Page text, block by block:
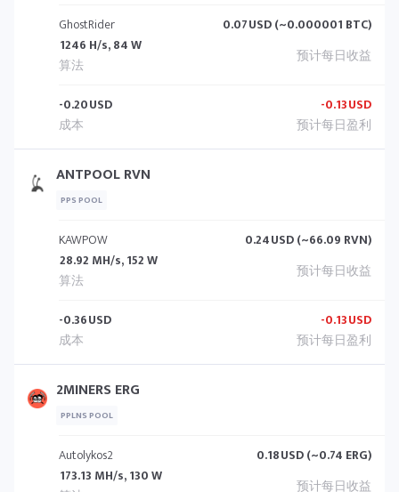
GhostRider
1246 H/s, 84 W
0.07USD (~0.000001 BTC)
-0.20USD -0.13USD
ANTPOOL RVN
PPS POOL
KAWPOW
28.92 MH/s, 152 W
0.24USD (~66.09 RVN)
-0.36USD -0.13USD
2MINERS ERG
PPLNS POOL
Autolykos2
173.13 MH/s, 130 W
0.18USD (~0.74 ERG)